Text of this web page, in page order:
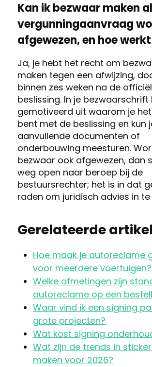
Kan ik bezwaar maken
vergunningaanvraag
afgewezen, en hoe
Ja, je hebt het recht om
maken tegen een afwijzing,
binnen zes weken na de
beslissing. In je bezwaarschrift
gemotiveerd uit waarom je
bent met de beslissing en kun
aanvullende documenten of
onderbouwing meesturen.
bezwaar ook afgewezen, dan
weg open naar beroep bij de
bestuursrechter; het is in dat
raden om juridisch advies in te
Gerelateerde
Hoe maak je autoreclame
voor meerdere voertuigen?
Welke afmetingen zijn
autoreclame op een
Waar vind ik een signing
grote projecten?
Wat kost signing
Wat zijn de trends in
maken voor 2026?